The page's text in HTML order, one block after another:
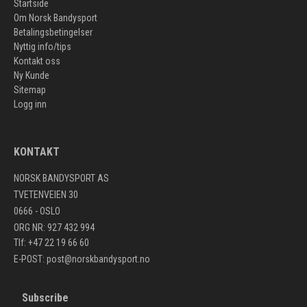
Startside
Om Norsk Bandysport
Betalingsbetingelser
Nyttig info/tips
Kontakt oss
Ny Kunde
Sitemap
Logg inn
KONTAKT
NORSK BANDYSPORT AS
TVETENVEIEN 30
0666 - OSLO
ORG NR: 927 432 994
Tlf: +47 22 19 66 60
E-POST: post@norskbandysport.no
Subscribe